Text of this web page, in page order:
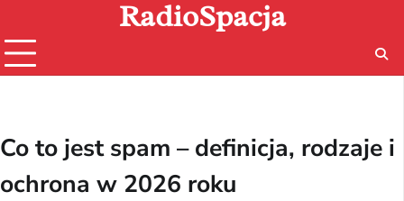
content
RadioSpacja
Co to jest spam – definicja, rodzaje i
ochrona w 2026 roku